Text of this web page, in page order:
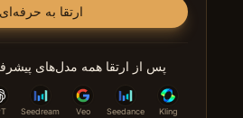
ارتقا به حرفه‌ای
پس از ارتقا همه مدل‌های
Seedream Veo Seedance Kling